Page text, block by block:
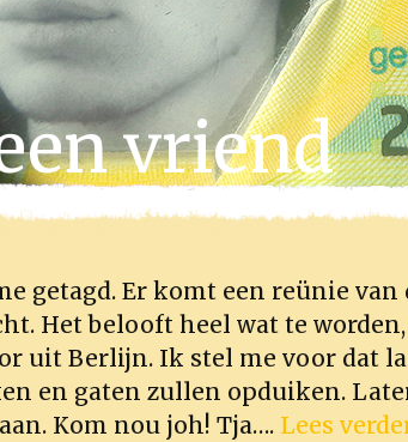
vriend
getagd. Er komt een reünie van
Het belooft heel wat te
uit Berlijn. Ik stel me voor dat
en gaten zullen opduiken.
Kom nou joh! Tja…. Lees